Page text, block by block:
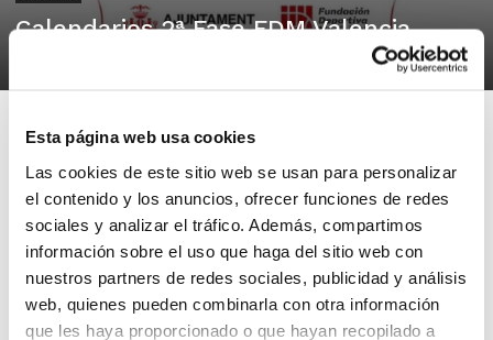
Esta página web usa cookies
Las cookies de este sitio web se usan para personalizar
el contenido y los anuncios, ofrecer funciones de redes
sociales y analizar el tráfico. Además, compartimos
información sobre el uso que haga del sitio web con
nuestros partners de redes sociales, publicidad y análisis
web, quienes pueden combinarla con otra información
que les haya proporcionado o que hayan recopilado a
Calendarios 2ª Fase FDM Valencia
Los Juegos Deportivos del Ayuntamiento
de Valencia ya tienen calendarios de la 2ª
Fase en todas las categorías(excepto
Juvenil).